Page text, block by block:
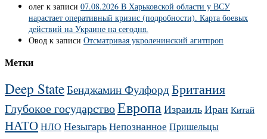
олег к записи 07.08.2026 В Харьковской области у ВСУ
нарастает оперативный кризис (подробности). Карта боевых
действий на Украине на сегодня.
Овод к записи Отсматривая укроленинский агитпроп
Метки
Deep StateБенджамин Фулфорд Британия
Глубокое государствоЕвропаИзраильИран Китай
НАТОНЛО НезыгарьНепознанное Пришельцы